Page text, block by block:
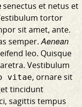
senectus et netus et
tortor
sit amet, ante.
semper.Aenean
leo. Quisque
Vestibulum
vitae, ornare sit
tincidunt
sagittis tempus